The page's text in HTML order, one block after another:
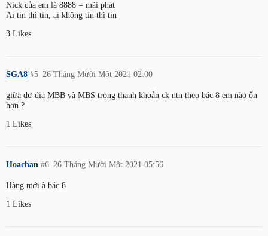
Nick của em là 8888 = mãi phát
Ai tin thì tin, ai không tin thì tin
3 Likes
SGA8 26 Tháng Mười Một 2021 02:00
#5
giữa dư địa MBB và MBS trong thanh khoản ck ntn theo bác 8 em nào ổn
hơn ?
1 Likes
Hoachan 26 Tháng Mười Một 2021 05:56
#6
Hàng mới à bác 8
1 Likes